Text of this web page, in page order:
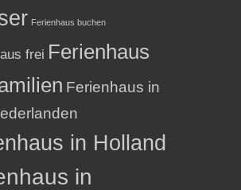
Ferienhaus buchen
frei Ferienhaus
Ferienhaus in
in Holland
in